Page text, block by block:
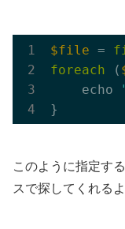
$file =
foreach (
    echo
このように指定す
スで探してくれるよ